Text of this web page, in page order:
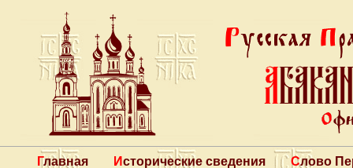
Главная Исторические сведения
Слово